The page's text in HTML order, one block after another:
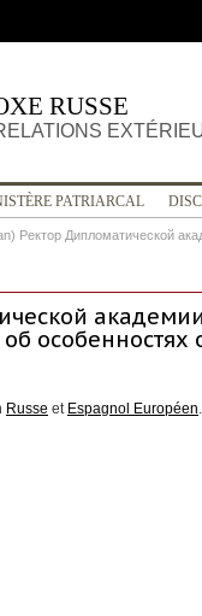
RUSSE
PATRIARCAL
Ректор Дипломатической
особенностях
Russe et Espagnol Européen.